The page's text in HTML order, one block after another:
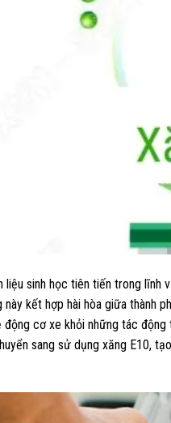
liệu sinh học tiên tiến trong lĩnh
kết hợp hài hòa giữa thành
cơ xe khỏi những tác động
sang sử dụng xăng E10,